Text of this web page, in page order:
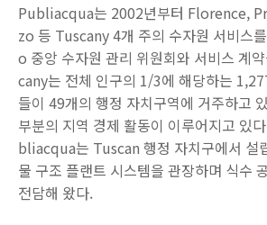
Publiacqua는 2002년부터 Florence,
zo 등 Tuscany 4개 주의 수자원 서비스
o 중앙 수자원 관리 위원회와 서비스 계
cany는 전체 인구의 1/3에 해당하는
들이 49개의 행정 자치구역에 거주하고
부분의 지역 경제 활동이 이루어지고 있
bliacqua는 Tuscan 행정 자치구에서 설
물 구조 플랜트 시스템을 관장하며 식수
전담해 왔다.